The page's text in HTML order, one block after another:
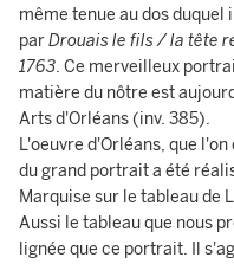
même tenue au dos
parDrouais le fils / la tête
1763. Ce merveilleux
matière du nôtre est
Arts d'Orléans (inv. 385).
L'oeuvre d'Orléans, que
du grand portrait a été
Marquise sur le tableau de
Aussi le tableau que nous
lignée que ce portrait. Il